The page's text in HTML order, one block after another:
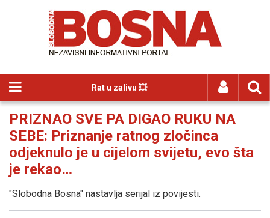
Rat u zalivu 💥
PRIZNAO SVE PA DIGAO RUKU NA
SEBE: Priznanje ratnog zločinca
odjeknulo je u cijelom svijetu, evo šta
je rekao…
"Slobodna Bosna" nastavlja serijal iz povijesti.